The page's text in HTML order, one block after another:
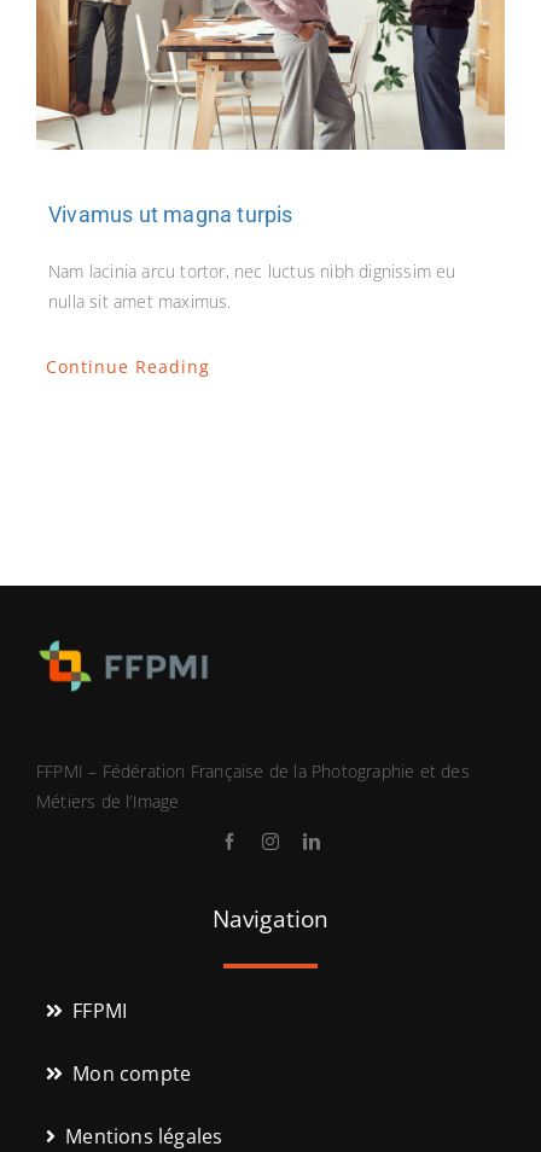
Vivamus ut magna turpis
Nam lacinia arcu tortor, nec luctus nibh dignissim eu
nulla sit amet maximus.
Continue Reading
FFPMI – Fédération Française de la Photographie et des
Métiers de l’Image
Navigation
FFPMI
Mon compte
Mentions légales